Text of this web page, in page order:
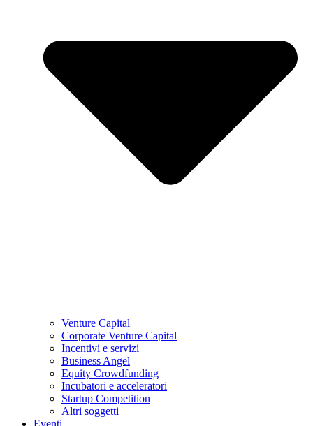
Venture Capital
Corporate Venture Capital
Incentivi e servizi
Business Angel
Equity Crowdfunding
Incubatori e acceleratori
Startup Competition
Altri soggetti